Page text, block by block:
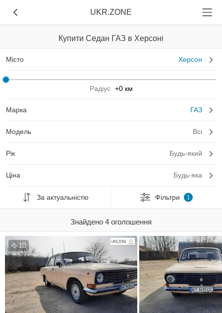
UKR.ZONE
Купити Седан ГАЗ в Херсоні
Місто Херсон
Радіус +0 км
Марка ГАЗ
Модель Всі
Рік Будь-який
Ціна Будь-яка
За актуальністю Фільтри 1
Знайдено 4 оголошення
10